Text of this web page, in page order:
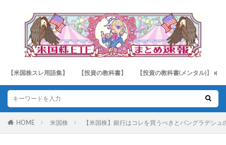
【米国株スレ用語集】 【投資の教科書】 【投資の教科書(メンタル)】
HOME 米国株 【米国株】銀行はコレを買うべきとバングラデシ